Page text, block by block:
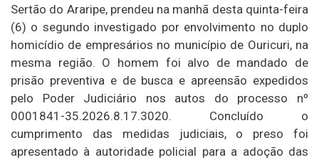
Sertão do Araripe, prendeu na manhã desta quinta-feira
(6) o segundo investigado por envolvimento no duplo
homicídio de empresários no município de Ouricuri, na
mesma região. O homem foi alvo de mandado de
prisão preventiva e de busca e apreensão expedidos
pelo Poder Judiciário nos autos do processo nº
0001841-35.2026.8.17.3020. Concluído o
cumprimento das medidas judiciais, o preso foi
apresentado à autoridade policial para a adoção das